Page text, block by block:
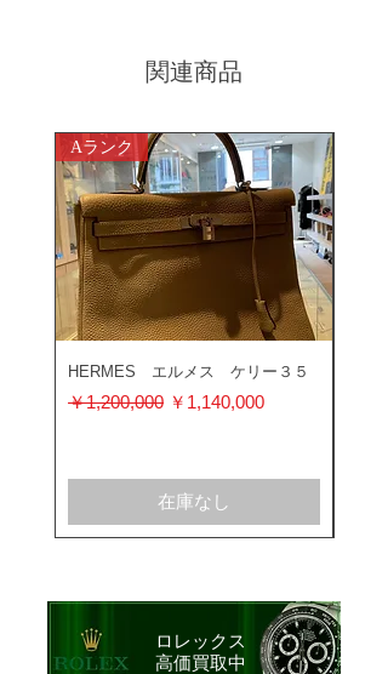
関連商品
Aランク
HERMES エルメス ケリー３５
通常価格
￥1,200,000 セール価格
￥1,140,000
在庫なし
ロレックス
​高価買取中